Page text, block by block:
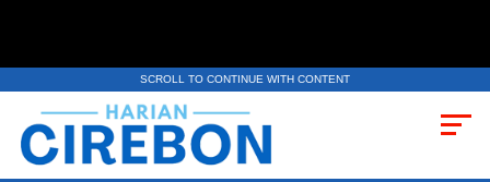
SCROLL TO CONTINUE WITH CONTENT